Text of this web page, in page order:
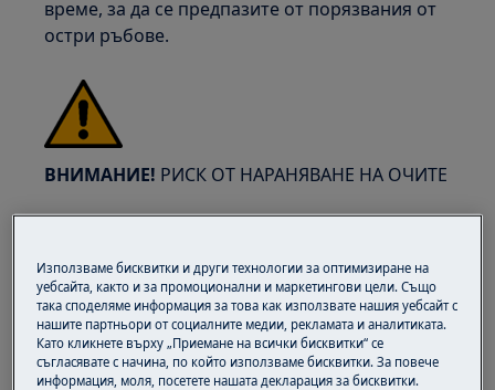
време, за да се предпазите от порязвания от
остри ръбове.
ВНИМАНИЕ! РИСК ОТ НАРАНЯВАНЕ НА ОЧИТЕ
Носете предпазни очила, ако извършвате
поддръжка или ремонтни работи, свързани с
пружини.
Използваме бисквитки и други технологии за оптимизиране на
уебсайта, както и за промоционални и маркетингови цели. Също
така споделяме информация за това как използвате нашия уебсайт с
нашите партньори от социалните медии, рекламата и аналитиката.
Като кликнете върху „Приемане на всички бисквитки“ се
съгласявате с начина, по който използваме бисквитки. За повече
информация, моля, посетете нашата декларация за бисквитки.